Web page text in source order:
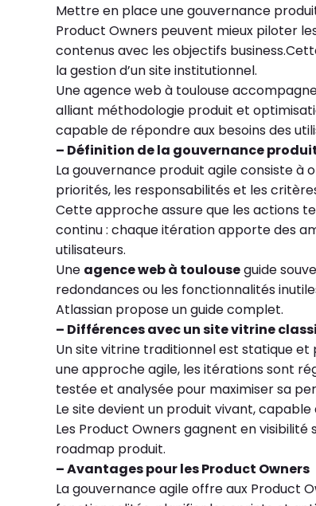
Mettre en place une gouvernance
Product Owners peuvent mieux piloter
contenus avec les objectifs
la gestion d’un site institutionnel.
Une agence web à toulouse
alliant méthodologie produit et
capable de répondre aux besoins des
– Définition de la gouvernance
La gouvernance produit agile consiste à
priorités, les responsabilités et les
Cette approche assure que les actions
continu : chaque itération apporte des
utilisateurs.
Une agence web à toulouseguide
redondances ou les fonctionnalités
Atlassian propose un guide complet.
– Différences avec un site vitrine
Un site vitrine traditionnel est statique et
une approche agile, les itérations sont
testée et analysée pour maximiser sa
Le site devient un produit vivant,
Les Product Owners gagnent en
roadmap produit.
– Avantages pour les Product Owners
La gouvernance agile offre aux Product